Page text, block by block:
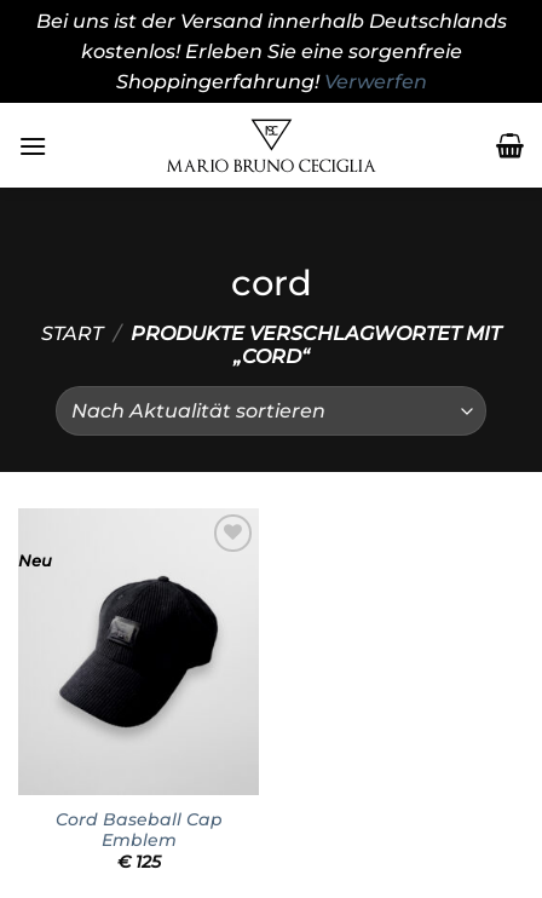
Bei uns ist der Versand innerhalb Deutschlands
kostenlos! Erleben Sie eine sorgenfreie
Shoppingerfahrung! Verwerfen
Inhalt
cord
START / PRODUKTE VERSCHLAGWORTET MIT
„CORD“
Neu
Cord Baseball Cap
Emblem
€125